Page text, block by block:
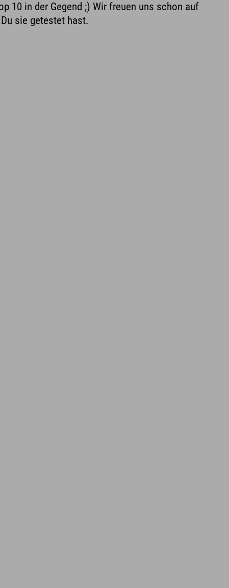
10 in der Gegend ;) Wir freuen uns schon auf
sie getestet hast.